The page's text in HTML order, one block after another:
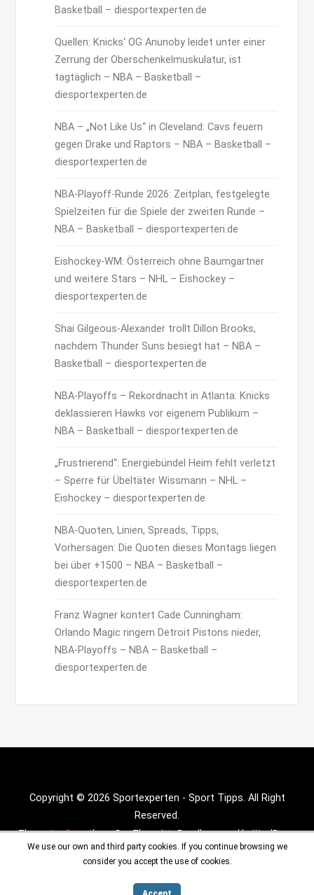
Basketball – diesportexperten.de
Quellen: Knicks‘ OG Anunoby leidet unter einer
Zerrung der Oberschenkelmuskulatur, ist
tagtäglich – NBA – Basketball –
diesportexperten.de
NBA – „Not Like Us“ in Cleveland: Cavs feuern
gegen Drake und Raptors – NBA – Basketball –
diesportexperten.de
NBA-Playoff-Runde 2026: Zeitplan, festgelegte
Spielzeiten für die Spiele der zweiten Runde –
NBA – Basketball – diesportexperten.de
Eishockey-WM: Österreich ohne Baumgartner
und weitere Stars – NHL – Eishockey –
diesportexperten.de
Shai Gilgeous-Alexander trollt Dillon Brooks,
nachdem Thunder Suns besiegt hat – NBA –
Basketball – diesportexperten.de
NBA-Playoffs – Rekordnacht in Atlanta: Knicks
deklassieren Hawks vor eigenem Publikum –
NBA – Basketball – diesportexperten.de
„Frustrierend“: Energiebündel Heim fehlt verletzt
– Sperre für Übeltäter Wissmann – NHL –
Eishockey – diesportexperten.de
NBA-Quoten, Linien, Spreads, Tipps,
Vorhersagen: Die Quoten dieses Montags liegen
bei über +1500 – NBA – Basketball –
diesportexperten.de
Franz Wagner kontert Cade Cunningham:
Orlando Magic ringem Detroit Pistons nieder,
NBA-Playoffs – NBA – Basketball –
diesportexperten.de
Copyright © 2026 Sportexperten - Sport Tipps. All Right
Reserved.
Theme :Inx Gametheme By aThemeArt - Proudly powered by WordPress.
We use our own and third party cookies. If you continue browsing we
consider you accept the use of cookies.